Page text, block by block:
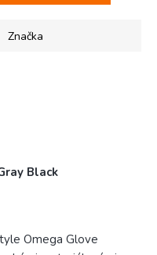
Značka
Black
Omega Glove